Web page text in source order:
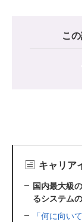
こ
キャリア
国内最大級
るシステム
「何に向い